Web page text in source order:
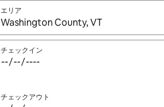
エリア
検索結果が表示されたら、上下の矢印キー
チェックイン
チェックアウト